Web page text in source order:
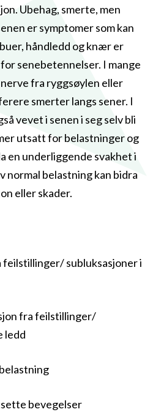
Ubehag, smerte, men
er symptomer som kan
håndledd og knær er
senebetennelser. I mange
fra ryggsøylen eller
smerter langs sener. I
vevet i senen i seg selv bli
utsatt for belastninger og
en underliggende svakhet i
normal belastning kan bidra
eller skader.
subluksasjoner i
fra feilstillinger/
ledd
bevegelser